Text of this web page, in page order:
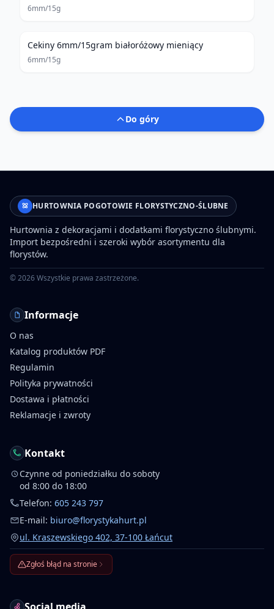
6mm/15g
Cekiny 6mm/15gram białoróżowy mieniący
6mm/15g
Do góry
HURTOWNIA POGOTOWIE FLORYSTYCZNO-ŚLUBNE
Hurtownia z dekoracjami i dodatkami florystyczno ślubnymi.
Import bezpośredni i szeroki wybór asortymentu dla
florystów.
©2026Wszystkie prawa zastrzeżone.
Informacje
O nas
Katalog produktów PDF
Regulamin
Polityka prywatności
Dostawa i płatności
Reklamacje i zwroty
Kontakt
Czynne od poniedziałku do soboty
od 8:00 do 18:00
Telefon: 605 243 797
E-mail: biuro@florystykahurt.pl
ul. Kraszewskiego 402, 37-100 Łańcut
Zgłoś błąd na stronie